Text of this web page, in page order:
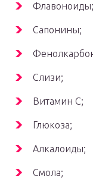
Флавоноиды;
Сапонины;
Слизи;
Витамин C;
Глюкоза;
Алкалоиды;
Смола;